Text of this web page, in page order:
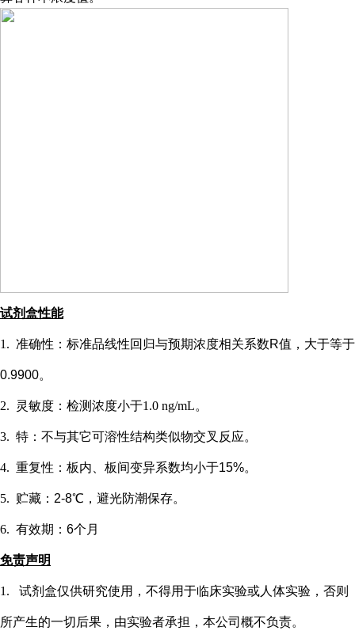
试剂盒性能
1. 准确性：标准品线性回归与预期浓度相关系数R值，大于等于
0.9900。
2. 灵敏度：检测浓度小于1.0 ng/mL。
3. 特：不与其它可溶性结构类似物交叉反应。
4. 重复性：板内、板间变异系数均小于15%。
5. 贮藏： 2-8℃，避光防潮保存。
6. 有效期： 6个月
免责声明
1. 试剂盒仅供研究使用，不得用于临床实验或人 体实验，否则
所产生的一切后果，由实验者承担，本公司概不负责。